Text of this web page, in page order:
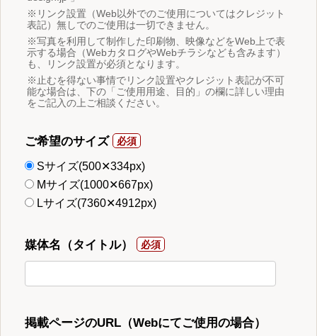
※リンク設置（Web以外でのご使用についてはクレジット
表記）無しでのご使用は一切できません。
※写真を利用して制作した印刷物、映像などをWeb上で表
示する場合（WebカタログやWebチラシなども含みます）
も、リンク設置が必須となります。
※止むを得ない事情でリンク設置やクレジット表記が不可
能な場合は、下の「ご使用用途、目的」の欄に詳しい理由
をご記入の上ご相談ください。
ご希望のサイズ
Sサイズ(500✕334px)
Mサイズ(1000✕667px)
Lサイズ(7360✕4912px)
媒体名（タイトル）
掲載ページのURL（Webにてご使用の場合）